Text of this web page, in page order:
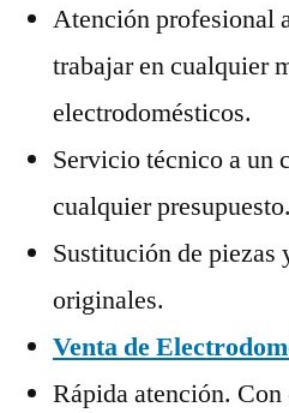
Atención profesional
trabajar en cualquier
electrodomésticos.
Servicio técnico a un
cualquier presupuesto.
Sustitución de piezas
originales.
Venta de
Rápida atención. Con